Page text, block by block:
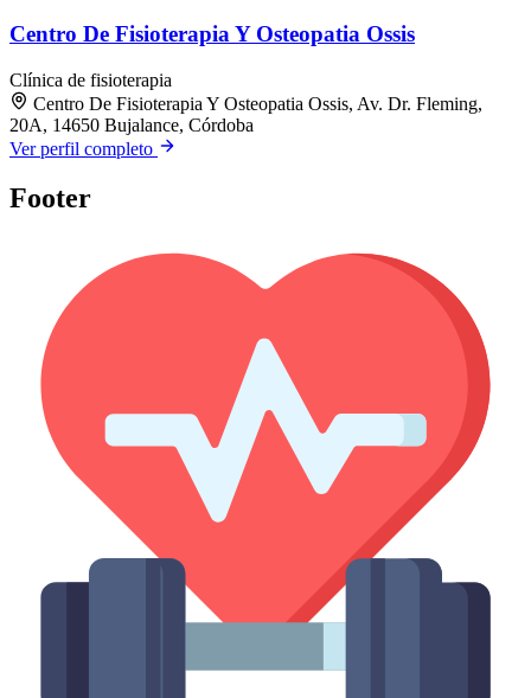
Centro De Fisioterapia Y Osteopatia Ossis
Clínica de fisioterapia
Centro De Fisioterapia Y Osteopatia Ossis, Av. Dr. Fleming,
20A, 14650 Bujalance, Córdoba
Ver perfil completo
Footer